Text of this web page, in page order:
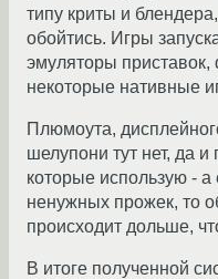
типу криты и
обойтись. Игры
эмуляторы приставок,
некоторые нативные
Плюмоута,
шелупони тут нет, да и
которые использую - а
ненужных прожек, то
происходит дольше,
В итоге полученной